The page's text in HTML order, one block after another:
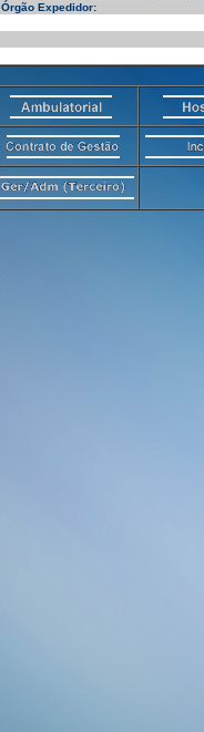
Órgão Expedidor: